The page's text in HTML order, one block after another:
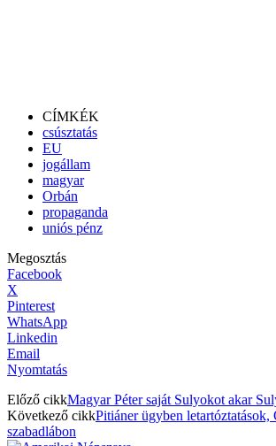
CÍMKÉK
csúsztatás
EU
jogállam
magyar
Orbán
propaganda
uniós pénz
Megosztás
Facebook
X
Pinterest
WhatsApp
Linkedin
Email
Nyomtatás
Előző cikkMagyar Péter saját Sulyokot akar
Következő cikkPitiáner ügyben letartóztatások,
szabadlábon